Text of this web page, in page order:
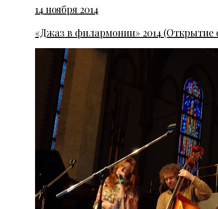
14 ноября 2014
«Джаз в филармонии» 2014 (Открытие